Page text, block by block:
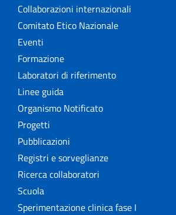
Collaborazioni internazionali
Comitato Etico Nazionale
Eventi
Formazione
Laboratori di riferimento
Linee guida
Organismo Notificato
Progetti
Pubblicazioni
Registri e sorveglianze
Ricerca collaboratori
Scuola
Sperimentazione clinica fase I